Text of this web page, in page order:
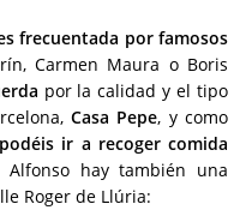
frecuentada por famosos
Carmen Maura o Boris
por la calidad y el tipo
Casa Pepe, y como
podéis ir a recoger comida
Alfonso hay también una
Roger de Llúria: